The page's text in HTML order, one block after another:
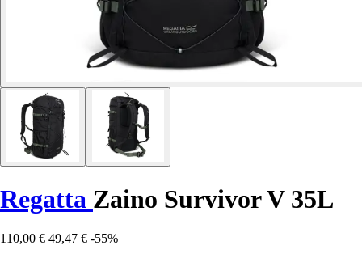
Regatta Zaino Survivor V 35L
110,00 € 49,47 € -55%